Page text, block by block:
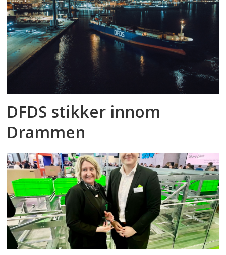
DFDS stikker innom
Drammen